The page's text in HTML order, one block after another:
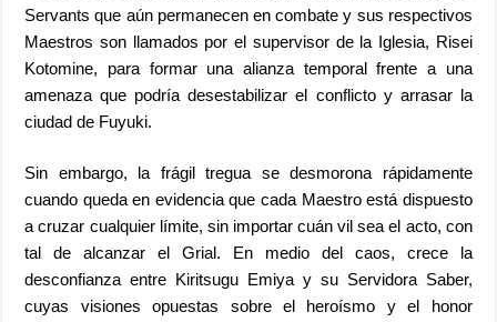
Servants que aún permanecen en combate y sus respectivos
Maestros son llamados por el supervisor de la Iglesia, Risei
Kotomine, para formar una alianza temporal frente a una
amenaza que podría desestabilizar el conflicto y arrasar la
ciudad de Fuyuki.
Sin embargo, la frágil tregua se desmorona rápidamente
cuando queda en evidencia que cada Maestro está dispuesto
a cruzar cualquier límite, sin importar cuán vil sea el acto, con
tal de alcanzar el Grial. En medio del caos, crece la
desconfianza entre Kiritsugu Emiya y su Servidora Saber,
cuyas visiones opuestas sobre el heroísmo y el honor